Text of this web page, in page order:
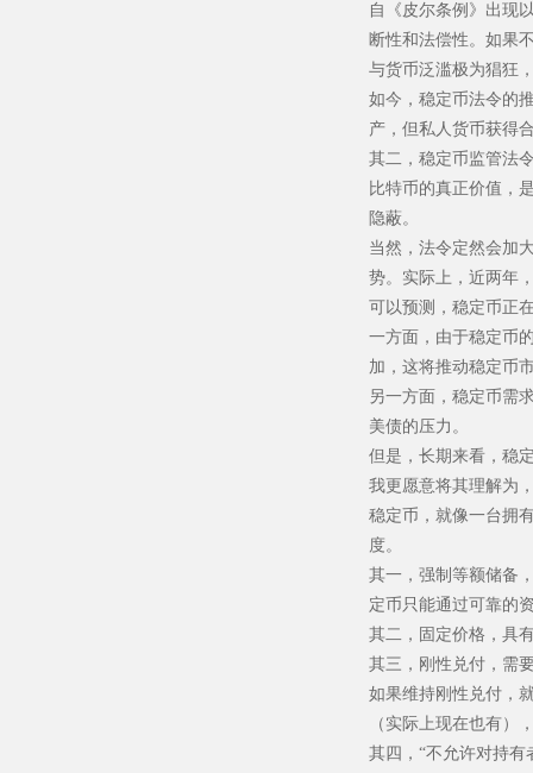
自《皮尔条例》出现
断性和法偿性。如果
与货币泛滥极为猖狂
如今，稳定币法令的
产，但私人货币获得
其二，稳定币监管法
比特币的真正价值，
隐蔽。
当然，法令定然会加
势。实际上，近两年
可以预测，稳定币正
一方面，由于稳定币
加，这将推动稳定币
另一方面，稳定币需
美债的压力。
但是，长期来看，稳
我更愿意将其理解为
稳定币，就像一台拥
度。
其一，强制等额储备
定币只能通过可靠的
其二，固定价格，具
其三，刚性兑付，需
如果维持刚性兑付，
（实际上现在也有）
其四，“不允许对持